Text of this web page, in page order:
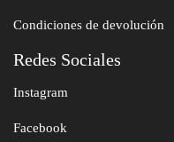
Condiciones de devolución
Redes Sociales
Instagram
Facebook